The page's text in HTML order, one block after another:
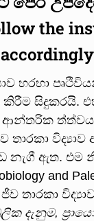
the
accordingly
හරහා
සිදුකරයි.
තාරකා
ඇත. එම
and
ජීව තාරකා
දැනුම, ප්